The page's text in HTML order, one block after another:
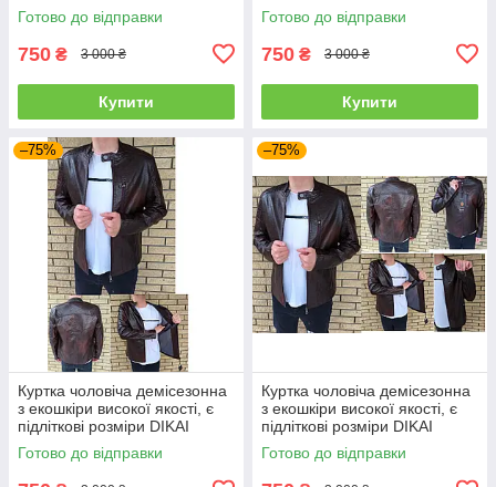
Готово до відправки
750 ₴ 3 000 ₴
Купити
Готово до відправки
750 ₴ 3 000 ₴
Купити
–75%
Куртка чоловіча демісезонна
з екошкіри високої якості, є
підліткові розміри DIKAI
Готово до відправки
–75%
Куртка чоловіча демісезонна
з екошкіри високої якості, є
підліткові розміри DIKAI
Готово до відправки